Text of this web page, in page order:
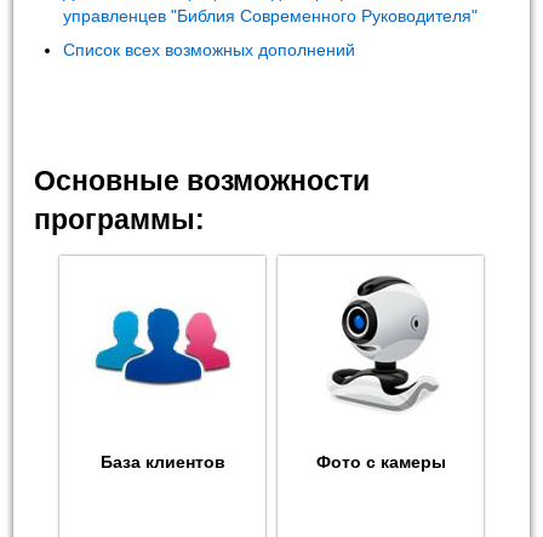
управленцев "Библия Современного Руководителя"
Список всех возможных дополнений
Основные возможности
программы:
База клиентов Фото с камеры